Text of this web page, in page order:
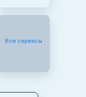
Все сервисы